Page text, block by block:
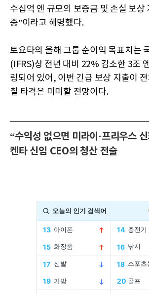
수십억 엔 규모의 보증금 및 손실 보상
중”이라고 해명했다.
토요타의 올해 그룹 순이익 목표치는
(IFRS)상 전년 대비 22% 감소한 3조
링되어 있어, 이번 긴급 보상 지출이 전
칠 타격은 미미할 전망이다.
“수익성 없으면 미라이·프리우스
켄타 신임 CEO의 청산 전술